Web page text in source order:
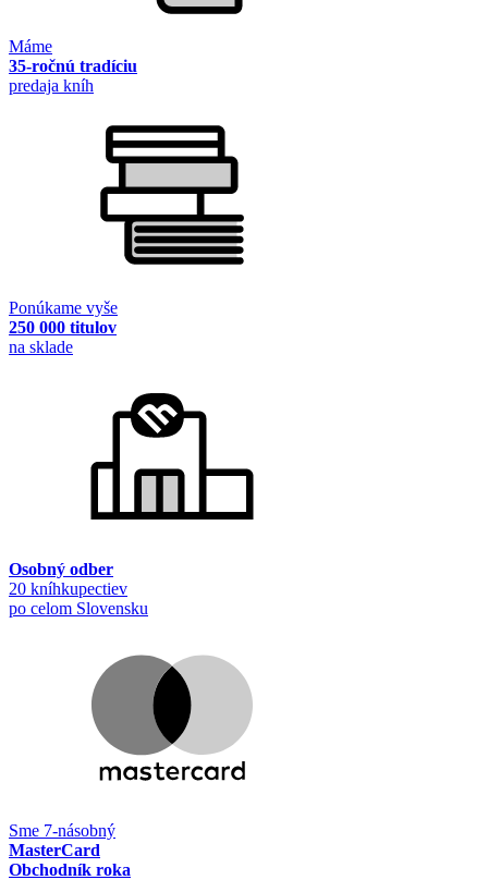
Máme
35-ročnú tradíciu
predaja kníh
Ponúkame vyše
250 000 titulov
na sklade
Osobný odber
20 kníhkupectiev
po celom Slovensku
Sme 7-násobný
MasterCard
Obchodník roka